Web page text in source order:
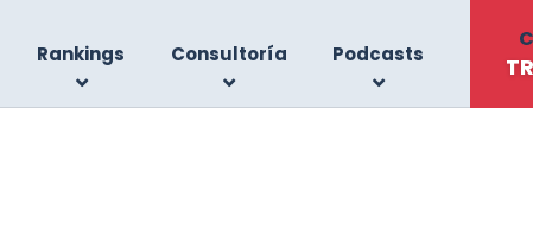
Rankings Consultoría Podcasts